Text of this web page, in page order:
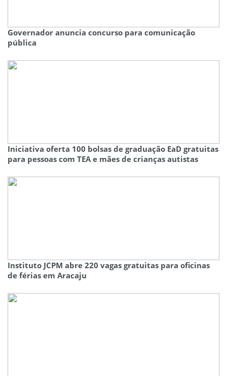
Governador anuncia concurso para comunicação
pública
Iniciativa oferta 100 bolsas de graduação EaD gratuitas
para pessoas com TEA e mães de crianças autistas
Instituto JCPM abre 220 vagas gratuitas para oficinas
de férias em Aracaju